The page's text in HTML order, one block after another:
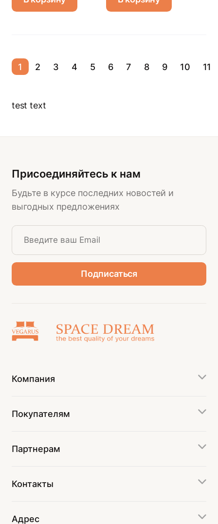
1 2 3 4 5 6 7 8 9 10 11
test text
Присоединяйтесь к нам
Будьте в курсе последних новостей и
выгодных предложениях
Компания
Покупателям
Партнерам
Контакты
Адрес